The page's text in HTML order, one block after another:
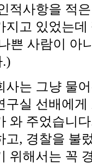
적사항을 적
지고 있었는
쁜 사람이 아
사는 그냥 물
구실 선배에
와 주었습니
고, 경찰을 불
위해서는 꼭